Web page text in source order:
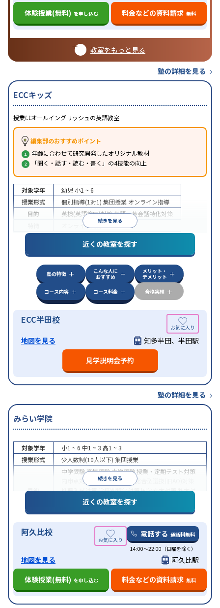
体験授業(無料) を申し込む 料金などの資料請求 無料
教室をもっと見る
塾の詳細を見る
ECCキッズ
授業はオールイングリッシュの英語教室
編集部のおすすめポイント
年齢に合わせて研究開発したオリジナル教材
「聞く・話す・読む・書く」の4技能の向上
続きを見る
対象学年 幼児 小1 ~ 6
授業形式
個別指導(1対1) 集団授業 オンライン指導
目的
英検(英語検定)対策英語・英会話特化対策
オンライン対応
近くの教室を探す
塾の特徴
こんな人に
おすすめ
メリット・
デメリット
コース内容
コース料金 合格実績
ECC半田校
地図を見る
知多半田、半田駅
見学説明会予約
塾の詳細を見る
みらい学院
続きを見る
対象学年 小1 ~ 6 中1 ~ 3 高1 ~ 3
授業形式
少人数制(10人以下) 集団授業
目的
中学受験高校受験大学受験 授業・定期テスト対策
内申点対策
学習習慣の定着
総合型選抜(旧AO)対策
推薦入試対策学校別特化対策国公立大対策私大対
共通テスト対策英検(英語検定)対策
特徴
中高一貫校生に対応授業の振替可能不登校生に対
学習にPC・タブレットを利用季節講習のみの受
自習室あり
近くの教室を探す
阿久比校 電話する 通話料無料
14:00～22:00（日曜を除く）
地図を見る
阿久比駅
体験授業(無料) を申し込む 料金などの資料請求 無料